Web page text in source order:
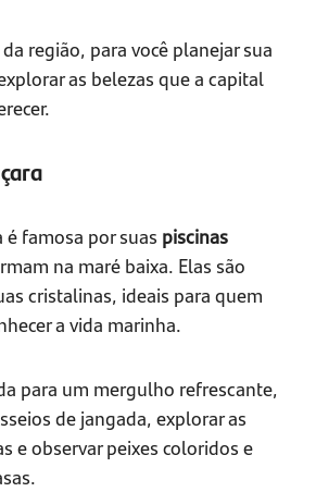
região, para você planejar sua
as belezas que a capital
é famosa por suas piscinas
na maré baixa. Elas são
cristalinas, ideais para quem
a vida marinha.
para um mergulho refrescante,
de jangada, explorar as
e observar peixes coloridos e